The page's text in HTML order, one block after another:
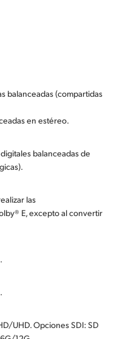
balanceadas (compartidas
en estéreo.
balanceadas de
las
E, excepto al convertir
UHD. Opciones SDI: SD